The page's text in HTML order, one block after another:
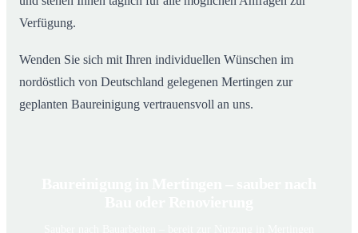
Verfügung.
Wenden Sie sich mit Ihren individuellen Wünschen im
nordöstlich von Deutschland gelegenen Mertingen zur
geplanten Baureinigung vertrauensvoll an uns.